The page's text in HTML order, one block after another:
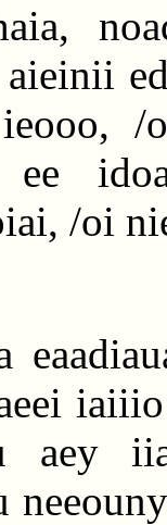
aieinii
ee
/oi
aey